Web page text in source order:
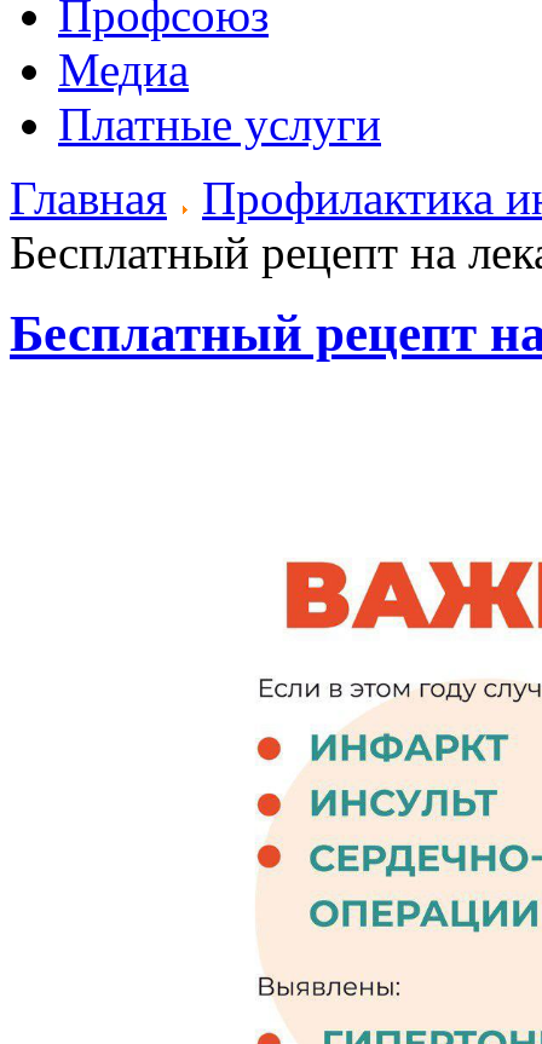
Профсоюз
Медиа
Платные услуги
Главная
Профилактика
Бесплатный рецепт на
Бесплатный рецепт